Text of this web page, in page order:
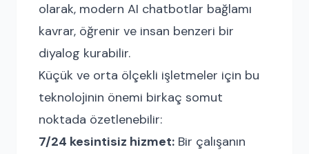
olarak, modern AI chatbotlar bağlamı
kavrar, öğrenir ve insan benzeri bir
diyalog kurabilir.
Küçük ve orta ölçekli işletmeler için bu
teknolojinin önemi birkaç somut
noktada özetlenebilir:
7/24 kesintisiz hizmet: Bir çalışanın